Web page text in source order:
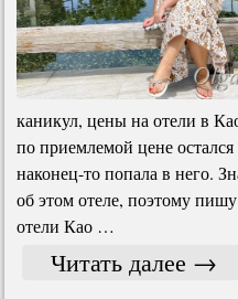
каникул, цены на отели в
по приемлемой цене
наконец-то попала в него.
об этом отеле, поэтому
отели Као …
Читать далее →